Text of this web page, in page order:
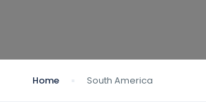
Home South America